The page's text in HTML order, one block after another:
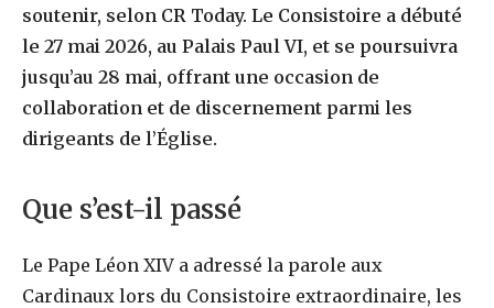
soutenir, selon CR Today. Le Consistoire a débuté
le 27 mai 2026, au Palais Paul VI, et se poursuivra
jusqu’au 28 mai, offrant une occasion de
collaboration et de discernement parmi les
dirigeants de l’Église.
Que s’est-il passé
Le Pape Léon XIV a adressé la parole aux
Cardinaux lors du Consistoire extraordinaire, les